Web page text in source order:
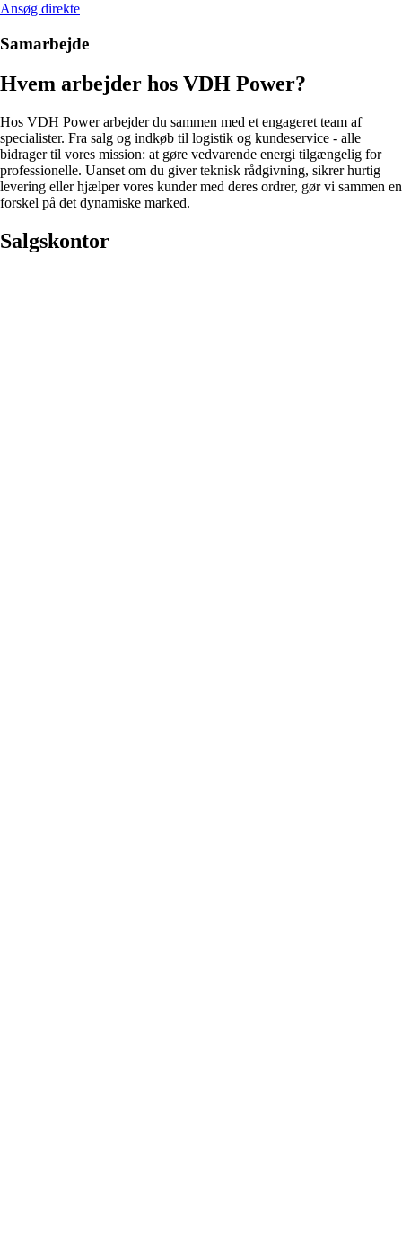
Ansøg direkte
Samarbejde
Hvem arbejder hos VDH Power?
Hos VDH Power arbejder du sammen med et engageret team af
specialister. Fra salg og indkøb til logistik og kundeservice - alle
bidrager til vores mission: at gøre vedvarende energi tilgængelig for
professionelle. Uanset om du giver teknisk rådgivning, sikrer hurtig
levering eller hjælper vores kunder med deres ordrer, gør vi sammen en
forskel på det dynamiske marked.
Salgskontor